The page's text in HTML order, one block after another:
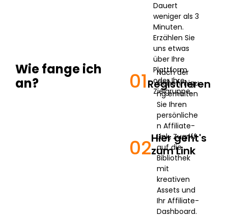
Wie fange ich
an?
01Registrieren
Dauert
weniger als 3
Minuten.
Erzählen Sie
uns etwas
über Ihre
Plattform
oder Ihre
Zielgruppe.
02Hier geht's
zum Link
Nach der
Genehmigu
ng erhalten
Sie Ihren
persönliche
n Affiliate-
Link, Zugriff
auf die
Bibliothek
mit
kreativen
Assets und
Ihr Affiliate-
Dashboard.